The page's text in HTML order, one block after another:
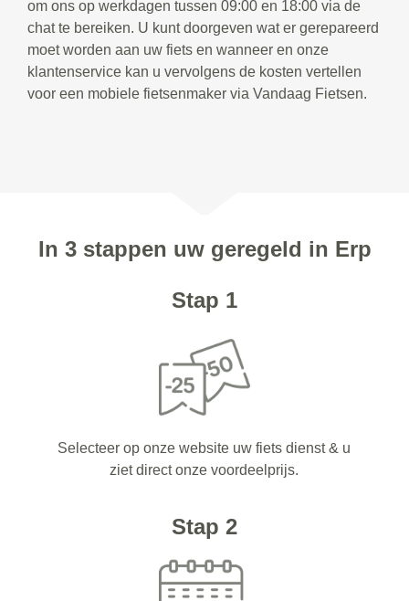
om ons op werkdagen tussen 09:00 en 18:00 via de
chat te bereiken. U kunt doorgeven wat er gerepareerd
moet worden aan uw fiets en wanneer en onze
klantenservice kan u vervolgens de kosten vertellen
voor een mobiele fietsenmaker via Vandaag Fietsen.
In 3 stappen uw geregeld in Erp
Stap 1
Selecteer op onze website uw fiets dienst & u
ziet direct onze voordeelprijs.
Stap 2